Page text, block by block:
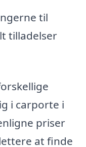
til
tilladelser
i carporte i
priser
at finde